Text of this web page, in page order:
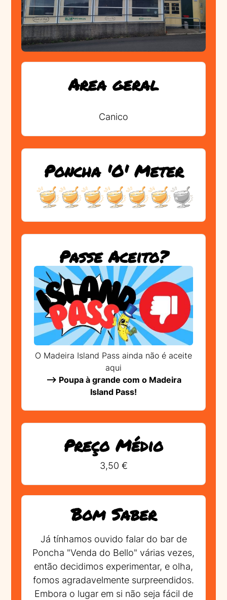
Area geral
Canico
Poncha 'O' Meter
Passe Aceito?
O Madeira Island Pass ainda não é aceite
aqui
--> Poupa à grande com o Madeira
Island Pass!
Preço Médio
3,50 €
Bom Saber
Já tínhamos ouvido falar do bar de
Poncha "Venda do Bello" várias vezes,
então decidimos experimentar, e olha,
fomos agradavelmente surpreendidos.
Embora o lugar em si não seja fácil de